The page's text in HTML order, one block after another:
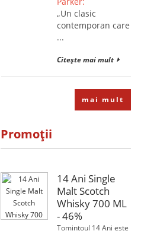
„Un clasic
contemporan care
...
Citește mai mult
mai mult
Promoții
14 Ani Single
Malt Scotch
Whisky 700 ML
- 46%
Tomintoul 14 Ani este